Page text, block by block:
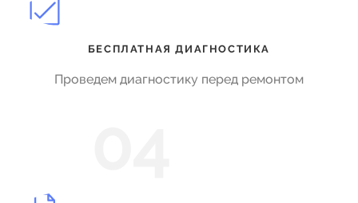
БЕСПЛАТНАЯ ДИАГНОСТИКА
Проведем диагностику перед ремонтом